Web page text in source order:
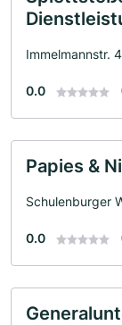
Immelmannstr.
0.0
Papies &
Schulenburger
0.0